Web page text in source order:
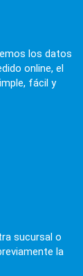
los datos
online, el
fácil y
sucursal o
la